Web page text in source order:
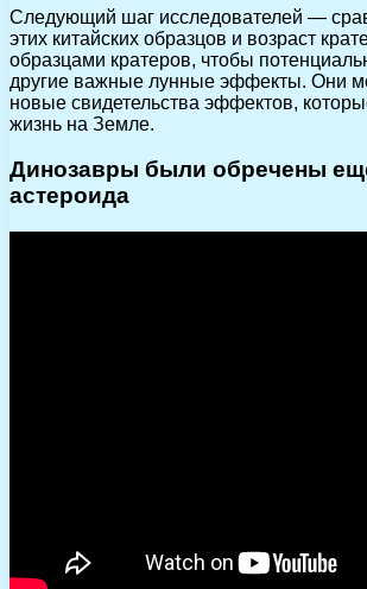
Следующий шаг исследователей —
этих китайских образцов и возраст
образцами кратеров, чтобы
другие важные лунные эффекты. Они
новые свидетельства эффектов,
жизнь на Земле.
Динозавры были обречены
астероида